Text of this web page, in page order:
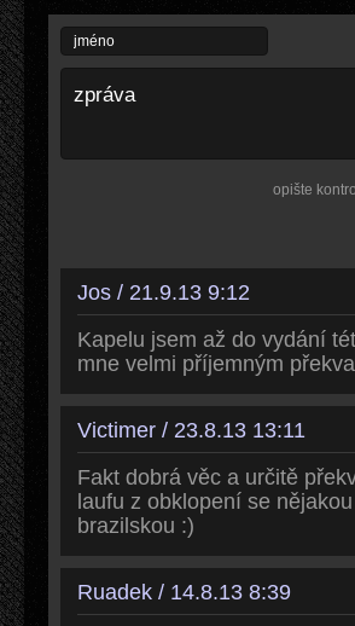
opište
Jos / 21.9.13 9:12
Kapelu jsem až do vydání
mne velmi příjemným
Victimer / 23.8.13 13:11
Fakt dobrá věc a určitě
laufu z obklopení se
brazilskou :)
Ruadek / 14.8.13 8:39